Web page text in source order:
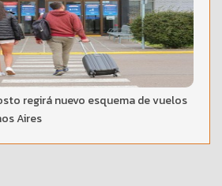
regirá nuevo esquema de vuelos
Aires